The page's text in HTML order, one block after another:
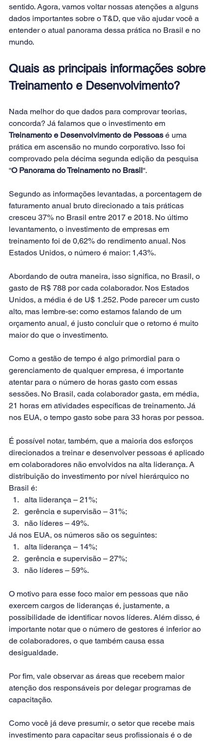
sentido. Agora, vamos voltar nossas atenções a alguns
dados importantes sobre o T&D, que vão ajudar você a
entender o atual panorama dessa prática no Brasil e no
mundo.
Quais as principais informações sobre
Treinamento e Desenvolvimento?
Nada melhor do que dados para comprovar teorias,
concorda? Já falamos que o investimento em
Treinamento e Desenvolvimento de Pessoas é uma
prática em ascensão no mundo corporativo. Isso foi
comprovado pela décima segunda edição da pesquisa
“O Panorama do Treinamento no Brasil“.
Segundo as informações levantadas, a porcentagem de
faturamento anual bruto direcionado a tais práticas
cresceu 37% no Brasil entre 2017 e 2018. No último
levantamento, o investimento de empresas em
treinamento foi de 0,62% do rendimento anual. Nos
Estados Unidos, o número é maior: 1,43%.
Abordando de outra maneira, isso significa, no Brasil, o
gasto de R$ 788 por cada colaborador. Nos Estados
Unidos, a média é de U$ 1.252. Pode parecer um custo
alto, mas lembre-se: como estamos falando de um
orçamento anual, é justo concluir que o retorno é muito
maior do que o investimento.
Como a gestão de tempo é algo primordial para o
gerenciamento de qualquer empresa, é importante
atentar para o número de horas gasto com essas
sessões. No Brasil, cada colaborador gasta, em média,
21 horas em atividades específicas de treinamento. Já
nos EUA, o tempo gasto sobe para 33 horas por pessoa.
É possível notar, também, que a maioria dos esforços
direcionados a treinar e desenvolver pessoas é aplicado
em colaboradores não envolvidos na alta liderança. A
distribuição do investimento por nível hierárquico no
Brasil é:
alta liderança – 21%;
gerência e supervisão – 31%;
não líderes – 49%.
Já nos EUA, os números são os seguintes:
alta liderança – 14%;
gerência e supervisão – 27%;
não líderes – 59%.
O motivo para esse foco maior em pessoas que não
exercem cargos de lideranças é, justamente, a
possibilidade de identificar novos líderes. Além disso, é
importante notar que o número de gestores é inferior ao
de colaboradores, o que também causa essa
desigualdade.
Por fim, vale observar as áreas que recebem maior
atenção dos responsáveis por delegar programas de
capacitação.
Como você já deve presumir, o setor que recebe mais
investimento para capacitar seus profissionais é o de